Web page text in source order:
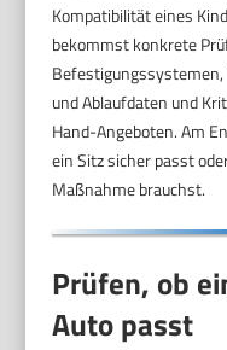
Kompatibilität eines
bekommst konkrete
Befestigungssystemen,
und Ablaufdaten und
Hand-Angeboten. Am
ein Sitz sicher passt
Maßnahme brauchst.
Prüfen, ob
Auto passt